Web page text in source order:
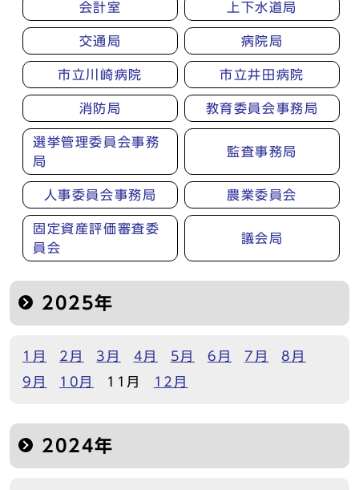
会計室 上下水道局
交通局 病院局
市立川崎病院 市立井田病院
消防局 教育委員会事務局
選挙管理委員会事務
局
監査事務局
人事委員会事務局 農業委員会
固定資産評価審査委
員会
議会局
2025年
1月 2月 3月 4月 5月 6月 7月
8月
9月
10月 11月 12月
2024年